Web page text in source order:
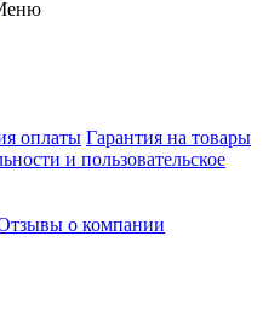
оплаты Гарантия на товары
и пользовательское
о компании